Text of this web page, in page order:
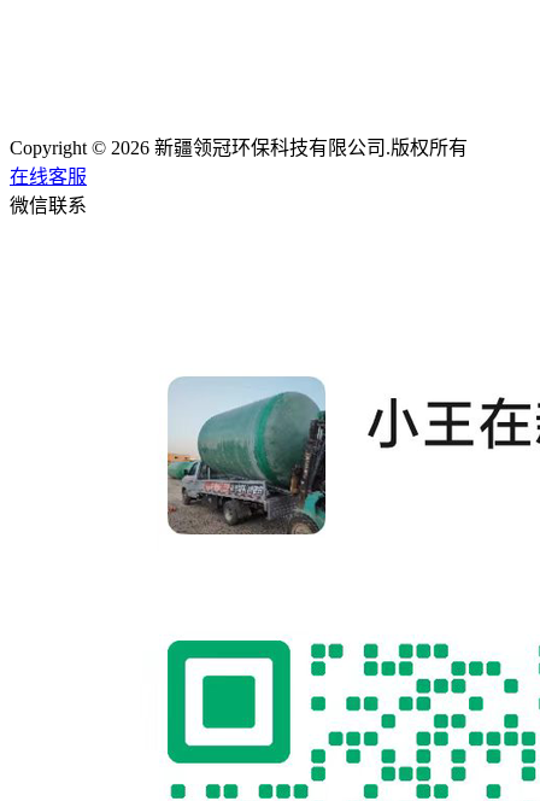
Copyright © 2026 新疆领冠环保科技有限公司.版权所有
在线客服
微信联系